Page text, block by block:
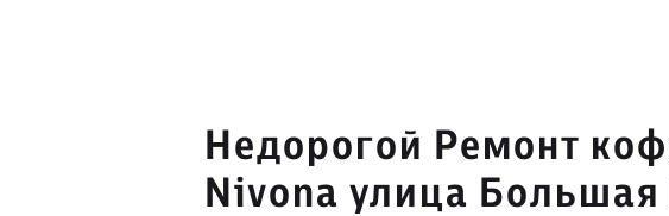
Недорогой Ремонт
Nivona улица